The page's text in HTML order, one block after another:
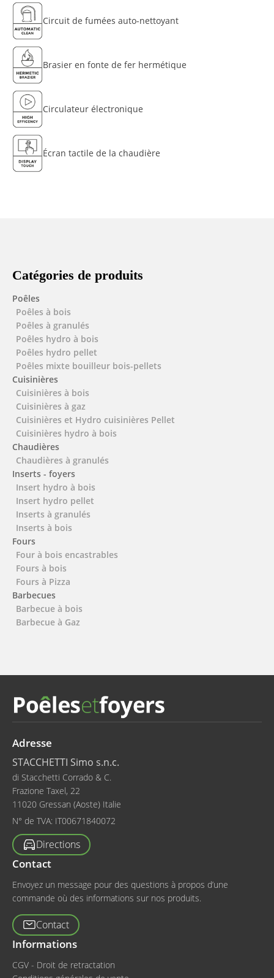
Circuit de fumées auto-nettoyant
Brasier en fonte de fer hermétique
Circulateur électronique
Écran tactile de la chaudière
Catégories de produits
Poêles
Poêles à bois
Poêles à granulés
Poêles hydro à bois
Poêles hydro pellet
Poêles mixte bouilleur bois-pellets
Cuisinières
Cuisinières à bois
Cuisinières à gaz
Cuisinières et Hydro cuisinières Pellet
Cuisinières hydro à bois
Chaudières
Chaudières à granulés
Inserts - foyers
Insert hydro à bois
Insert hydro pellet
Inserts à granulés
Inserts à bois
Fours
Four à bois encastrables
Fours à bois
Fours à Pizza
Barbecues
Barbecue à bois
Barbecue à Gaz
Adresse
STACCHETTI Simo s.n.c.
di Stacchetti Corrado & C.
Frazione Taxel, 22
11020 Gressan (Aoste) Italie
N° de TVA: IT00671840072
Directions
Contact
Envoyez un message pour des questions à propos d’une
commande où des informations sur nos produits.
Contact
Informations
CGV - Droit de retractation